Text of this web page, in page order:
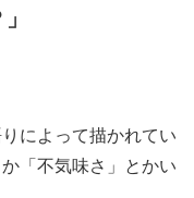
によって描かれてい
「不気味さ」とかい